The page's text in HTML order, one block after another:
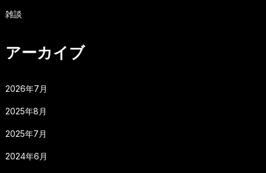
雑談
アーカイブ
2026年7月
2025年8月
2025年7月
2024年6月